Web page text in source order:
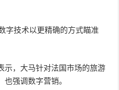
字技术以更精确的方式瞄准
示，大马针对法国市场的旅游
强调数字营销。